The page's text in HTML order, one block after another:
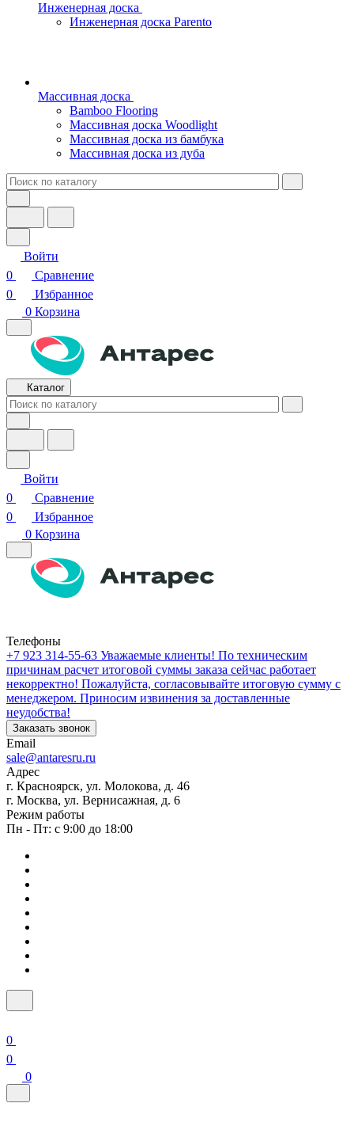
Инженерная доска
Инженерная доска Parento
Массивная доска
Bamboo Flooring
Массивная доска Woodlight
Массивная доска из бамбука
Массивная доска из дуба
Войти
0
Сравнение
0
Избранное
0 Корзина
Каталог
Войти
0
Сравнение
0
Избранное
0 Корзина
Телефоны
+7 923 314-55-63 Уважаемые клиенты! По техническим
причинам расчет итоговой суммы заказа сейчас работает
некорректно! Пожалуйста, согласовывайте итоговую сумму с
менеджером. Приносим извинения за доставленные
неудобства!
Заказать звонок
Email
sale@antaresru.ru
Адрес
г. Красноярск, ул. Молокова, д. 46
г. Москва, ул. Вернисажная, д. 6
Режим работы
Пн - Пт: с 9:00 до 18:00
0
0
0